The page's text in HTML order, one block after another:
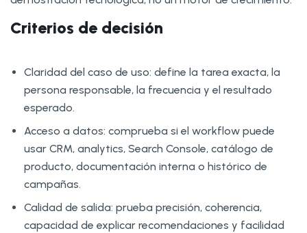
Criterios de decisión
Claridad del caso de uso: define la tarea exacta, la
persona responsable, la frecuencia y el resultado
esperado.
Acceso a datos: comprueba si el workflow puede
usar CRM, analytics, Search Console, catálogo de
producto, documentación interna o histórico de
campañas.
Calidad de salida: prueba precisión, coherencia,
capacidad de explicar recomendaciones y facilidad